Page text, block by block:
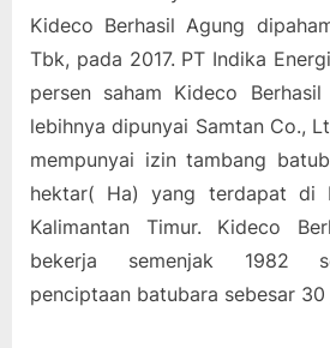
Kideco Berhasil Agung
Tbk, pada 2017. PT Indika
persen saham Kideco
lebihnya dipunyai Samtan Co.,
mempunyai izin tambang
hektar( Ha) yang terdapat di
Kalimantan Timur. Kideco
bekerja semenjak 1982
penciptaan batubara sebesar